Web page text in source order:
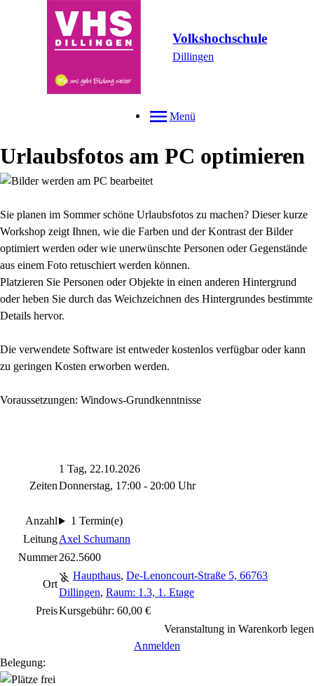
Volkshochschule
Dillingen
Menü
Urlaubsfotos am PC optimieren
Sie planen im Sommer schöne Urlaubsfotos zu machen? Dieser kurze
Workshop zeigt Ihnen, wie die Farben und der Kontrast der Bilder
optimiert werden oder wie unerwünschte Personen oder Gegenstände
aus einem Foto retuschiert werden können.
Platzieren Sie Personen oder Objekte in einen anderen Hintergrund
oder heben Sie durch das Weichzeichnen des Hintergrundes bestimmte
Details hervor.
Die verwendete Software ist entweder kostenlos verfügbar oder kann
zu geringen Kosten erworben werden.
Voraussetzungen: Windows-Grundkenntnisse
Zeiten
1 Tag, 22.10.2026
Donnerstag, 17:00 - 20:00 Uhr
Anzahl
1 Termin(e)
LeitungAxel Schumann
Nummer262.5600
Ort
Haupthaus, De-Lenoncourt-Straße 5, 66763
Dillingen, Raum: 1.3, 1. Etage
PreisKursgebühr: 60,00 €
Veranstaltung in Warenkorb legen
Anmelden
Belegung: